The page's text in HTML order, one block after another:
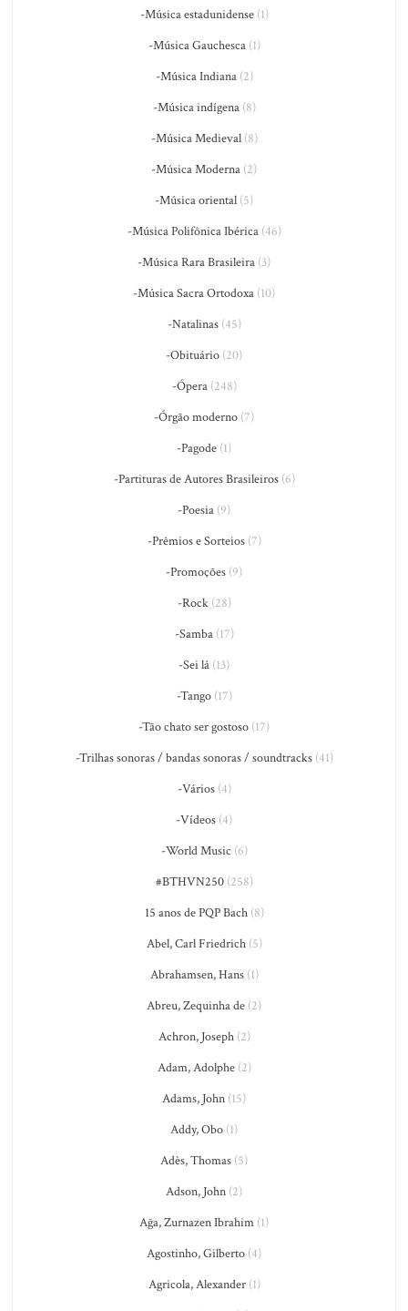
-Música estadunidense(1)
-Música Gauchesca(1)
-Música Indiana(2)
-Música indígena(8)
-Música Medieval(8)
-Música Moderna (2)
-Música oriental (5)
-Música Polifônica Ibérica(46)
-Música Rara Brasileira (3)
-Música Sacra Ortodoxa (10)
-Natalinas(45)
-Obituário (20)
-Ópera(248)
-Órgão moderno (7)
-Pagode (1)
-Partituras de Autores Brasileiros(6)
-Poesia (9)
-Prêmios e Sorteios(7)
-Promoções (9)
-Rock(28)
-Samba(17)
-Sei lá (13)
-Tango(17)
-Tão chato ser gostoso (17)
-Trilhas sonoras / bandas sonoras / soundtracks(41)
-Vários(4)
-Vídeos (4)
-World Music (6)
#BTHVN250(258)
15 anos de PQP Bach(8)
Abel, Carl Friedrich(5)
Abrahamsen, Hans(1)
Abreu, Zequinha de (2)
Achron, Joseph(2)
Adam, Adolphe(2)
Adams, John (15)
Addy, Obo (1)
Adès, Thomas (5)
Adson, John (2)
Ağa, Zurnazen Ibrahim (1)
Agostinho, Gilberto (4)
Agricola, Alexander(1)